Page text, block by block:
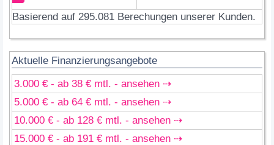
Basierend auf 295.081 Berechungen unserer Kunden.
Aktuelle Finanzierungsangebote
3.000 € - ab 38 € mtl. - ansehen ⇢
5.000 € - ab 64 € mtl. - ansehen ⇢
10.000 € - ab 128 € mtl. - ansehen ⇢
15.000 € - ab 191 € mtl. - ansehen ⇢